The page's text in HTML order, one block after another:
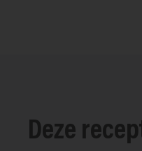
Deze